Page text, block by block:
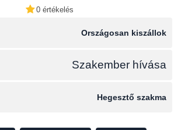
0 értékelés
Országosan kiszállok
Szakember hívása
Hegesztő szakma